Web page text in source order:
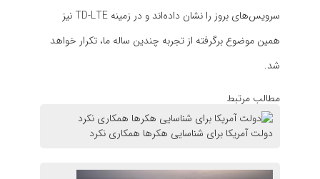
سرویس‌های بروز را نشان داده‌اند و در زمینه TD-LTE نیز
همین موضوع برگرفته از تجربه چندین ساله ما، تکرار خواهد
شد.
مطالب مرتبط
دولت آمریکا برای شناسایی هکر‌ها همکاری نکرد